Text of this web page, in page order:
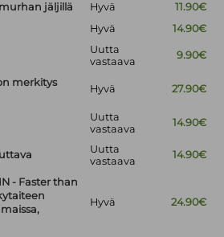
jäljillä Hyvä
11.90€
Hyvä 14.90€
Uutta
vastaava
9.90€
merkitys
Hyvä 27.90€
Uutta
vastaava
14.90€
Uutta
vastaava
14.90€
- Faster than
Hyvä 24.90€